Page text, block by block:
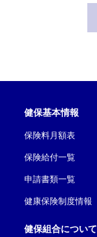
健保基本情報
保険料月額表
保険給付一覧
申請書類一覧
健康保険制度情報
健保組合について